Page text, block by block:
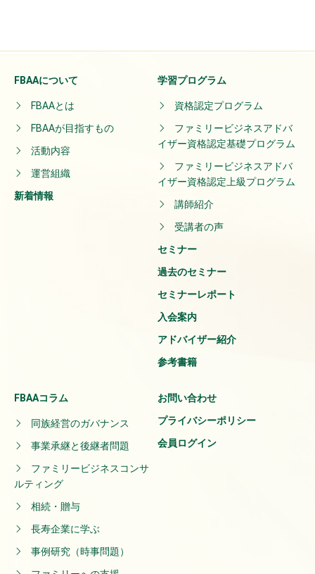
FBAAについて
FBAAとは
FBAAが目指すもの
活動内容
運営組織
新着情報
学習プログラム
資格認定プログラム
ファミリービジネスアドバ
イザー資格認定基礎プログラム
ファミリービジネスアドバ
イザー資格認定上級プログラム
講師紹介
受講者の声
セミナー
過去のセミナー
セミナーレポート
入会案内
アドバイザー紹介
参考書籍
FBAAコラム
同族経営のガバナンス
事業承継と後継者問題
ファミリービジネスコンサ
ルティング
相続・贈与
長寿企業に学ぶ
事例研究（時事問題）
お問い合わせ
プライバシーポリシー
会員ログイン